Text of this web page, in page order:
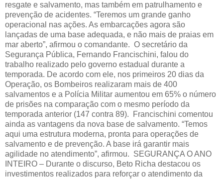
resgate e salvamento, mas também em patrulhamento e
prevenção de acidentes. “Teremos um grande ganho
operacional nas ações. As embarcações agora são
lançadas de uma base adequada, e não mais de praias em
mar aberto”, afirmou o comandante. O secretário da
Segurança Pública, Fernando Francischini, falou do
trabalho realizado pelo governo estadual durante a
temporada. De acordo com ele, nos primeiros 20 dias da
Operação, os Bombeiros realizaram mais de 400
salvamentos e a Polícia Militar aumentou em 65% o número
de prisões na comparação com o mesmo período da
temporada anterior (147 contra 89). Francischini comentou
ainda as vantagens da nova base de salvamento. “Temos
aqui uma estrutura moderna, pronta para operações de
salvamento e de prevenção. A base irá garantir mais
agilidade no atendimento”, afirmou. SEGURANÇA O ANO
INTEIRO – Durante o discurso, Beto Richa destacou os
investimentos realizados para reforçar o atendimento da